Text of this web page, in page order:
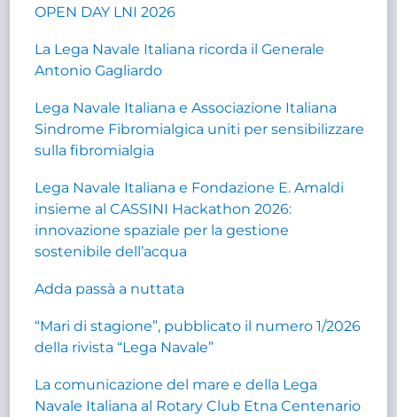
OPEN DAY LNI 2026
La Lega Navale Italiana ricorda il Generale
Antonio Gagliardo
Lega Navale Italiana e Associazione Italiana
Sindrome Fibromialgica uniti per sensibilizzare
sulla fibromialgia
Lega Navale Italiana e Fondazione E. Amaldi
insieme al CASSINI Hackathon 2026:
innovazione spaziale per la gestione
sostenibile dell’acqua
Adda passà a nuttata
“Mari di stagione”, pubblicato il numero 1/2026
della rivista “Lega Navale”
La comunicazione del mare e della Lega
Navale Italiana al Rotary Club Etna Centenario